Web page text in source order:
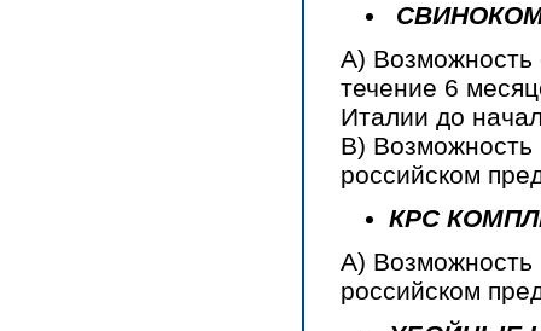
А) Возможность
течение 6
Италии до
В) Возможность
российском
КРС
А) Возможность
российском